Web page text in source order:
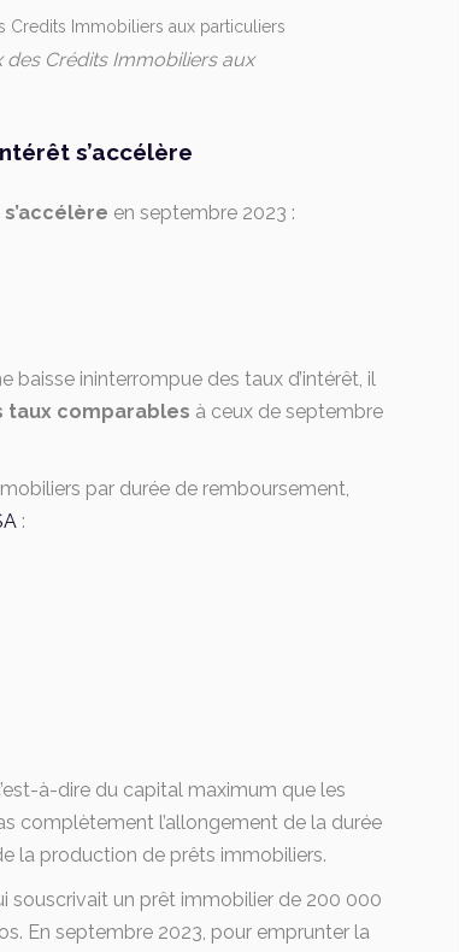
Crédits Immobiliers aux
s’accélère
en septembre 2023 :
baisse ininterrompue des taux d’intérêt, il
taux comparables à ceux de septembre
par durée de remboursement,
:
à-dire du capital maximum que les
complètement l’allongement de la durée
la production de prêts immobiliers.
souscrivait un prêt immobilier de 200 000
En septembre 2023, pour emprunter la